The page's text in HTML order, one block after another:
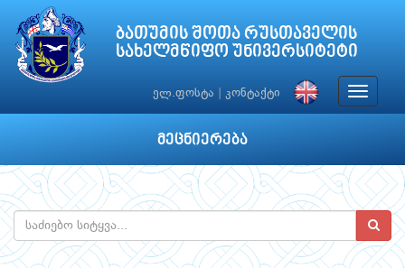
ბათუმის შოთა რუსთაველის
სახელმწიფო უნივერსიტეტი
ელ.ფოსტა კონტაქტი
Toggle
მეცნიერება